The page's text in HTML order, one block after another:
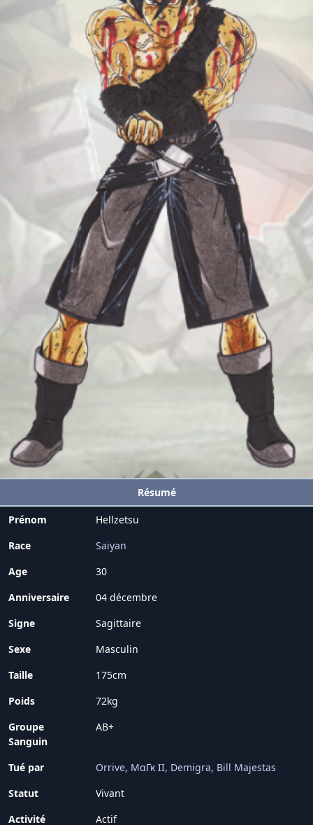
Résumé
Prénom
Hellzetsu
Race
Saiyan
Age
30
Anniversaire
04 décembre
Signe
Sagittaire
Sexe
Masculin
Taille
175cm
Poids
72kg
Groupe
Sanguin
AB+
Tué par Orrive MαΓκ II Demigra Bill Majestas
Statut
Vivant
Activité
Actif